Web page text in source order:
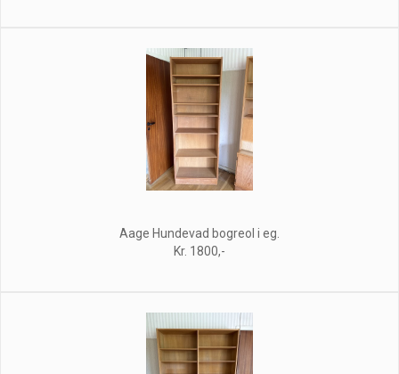
Aage Hundevad bogreol i eg.
Kr. 1800,-